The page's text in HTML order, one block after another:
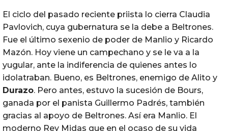
El ciclo del pasado reciente priista lo cierra Claudia
Pavlovich, cuya gubernatura se la debe a Beltrones.
Fue el último sexenio de poder de Manlio y Ricardo
Mazón. Hoy viene un campechano y se le va a la
yugular, ante la indiferencia de quienes antes lo
idolatraban. Bueno, es Beltrones, enemigo de Alito y
Durazo. Pero antes, estuvo la sucesión de Bours,
ganada por el panista Guillermo Padrés, también
gracias al apoyo de Beltrones. Así era Manlio. El
moderno Rey Midas que en el ocaso de su vida